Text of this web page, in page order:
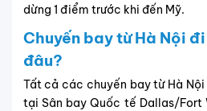
dừng 1 điểm trước khi đến Mỹ.
Chuyến bay từ Hà Nội
đâu?
Tất cả các chuyến bay từ Hà
tại Sân bay Quốc tế Dallas/Fort